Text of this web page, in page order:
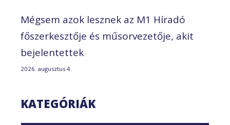
Mégsem azok lesznek az M1 Híradó
főszerkesztője és műsorvezetője, akit
bejelentettek
2026. augusztus 4.
KATEGÓRIÁK